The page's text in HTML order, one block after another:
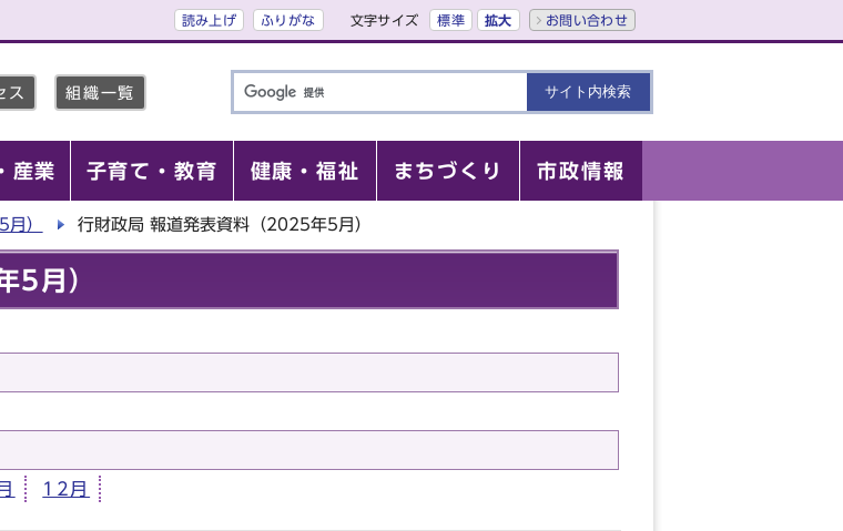
読み上げ ふりがな 文字サイズ 標準 拡大 お問い合わせ
ス 組織一覧
産業 子育て・教育 健康・福祉 まちづくり 市政情報
） 行財政局 報道発表資料（2025年5月）
5月）
12月